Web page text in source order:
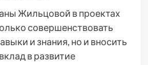
Жильцовой в проектах
совершенствовать
и знания, но и вносить
в развитие